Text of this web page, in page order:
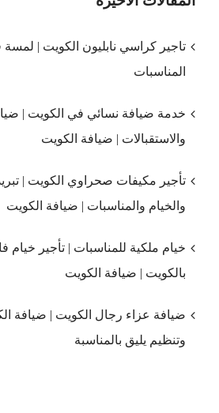
تاجير كراسي نابليون الكويت | لمسة
المناسبات
خدمة ضيافة نسائي في الكويت |
والاستقبالات | ضيافة الكويت
تأجير مكيفات صحراوي الكويت |
والخيام والمناسبات | ضيافة الكويت
خيام ملكية للمناسبات | تأجير خيام
بالكويت | ضيافة الكويت
ضيافة عزاء رجال الكويت | ضيافة
وتنظيم يليق بالمناسبة